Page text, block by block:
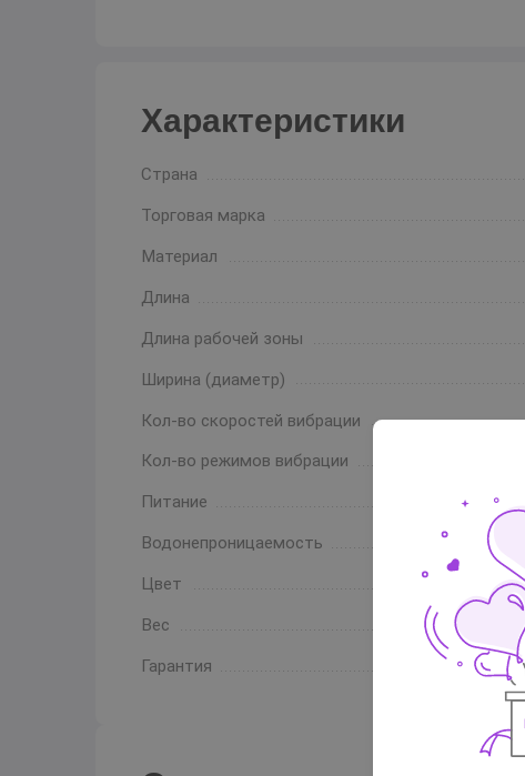
Характеристики
Страна
Торговая марка
Материал
Длина
Длина рабочей зоны
Ширина (диаметр)
Кол-во скоростей вибрации
Кол-во режимов вибрации
Питание
Водонепроницаемость
Цвет
Вес
Гарантия